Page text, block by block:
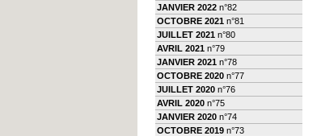
JANVIER 2022 n°82
OCTOBRE 2021 n°81
JUILLET 2021 n°80
AVRIL 2021 n°79
JANVIER 2021 n°78
OCTOBRE 2020 n°77
JUILLET 2020 n°76
AVRIL 2020 n°75
JANVIER 2020 n°74
OCTOBRE 2019 n°73